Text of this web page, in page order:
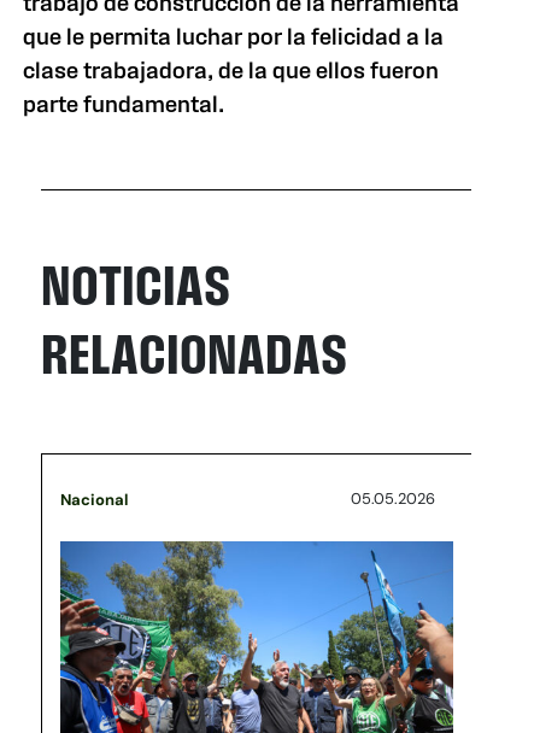
que le permita luchar por la felicidad a la
clase trabajadora, de la que ellos fueron
parte fundamental.
NOTICIAS
RELACIONADAS
Nacional 05.05.2026